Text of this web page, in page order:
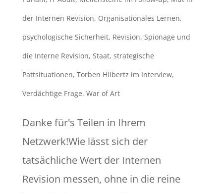
der Internen Revision, Organisationales Lernen,
psychologische Sicherheit, Revision, Spionage und
die Interne Revision, Staat, strategische
Pattsituationen, Torben Hilbertz im Interview,
Verdächtige Frage, War of Art
Danke für's Teilen in Ihrem
Netzwerk!Wie lässt sich der
tatsächliche Wert der Internen
Revision messen, ohne in die reine